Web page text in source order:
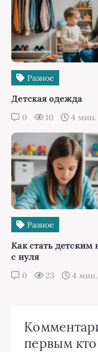
Разное
Детская одежда
0 10 4 мин.
Разное
Как стать детским
с нуля
0 23 4 мин.
первым кто